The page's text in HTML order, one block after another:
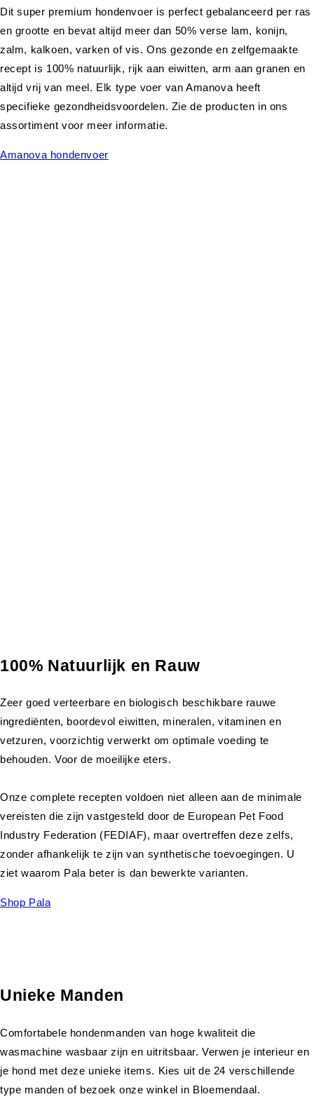
Dit super premium hondenvoer is perfect gebalanceerd per ras
en grootte en bevat altijd meer dan 50% verse lam, konijn,
zalm, kalkoen, varken of vis. Ons gezonde en zelfgemaakte
recept is 100% natuurlijk, rijk aan eiwitten, arm aan granen en
altijd vrij van meel. Elk type voer van Amanova heeft
specifieke gezondheidsvoordelen. Zie de producten in ons
assortiment voor meer informatie.
Amanova hondenvoer
100% Natuurlijk en Rauw
Zeer goed verteerbare en biologisch beschikbare rauwe
ingrediënten, boordevol eiwitten, mineralen, vitaminen en
vetzuren, voorzichtig verwerkt om optimale voeding te
behouden. Voor de moeilijke eters.
Onze complete recepten voldoen niet alleen aan de minimale
vereisten die zijn vastgesteld door de European Pet Food
Industry Federation (FEDIAF), maar overtreffen deze zelfs,
zonder afhankelijk te zijn van synthetische toevoegingen. U
ziet waarom Pala beter is dan bewerkte varianten.
Shop Pala
Unieke Manden
Comfortabele hondenmanden van hoge kwaliteit die
wasmachine wasbaar zijn en uitritsbaar. Verwen je interieur en
je hond met deze unieke items. Kies uit de 24 verschillende
type manden of bezoek onze winkel in Bloemendaal.